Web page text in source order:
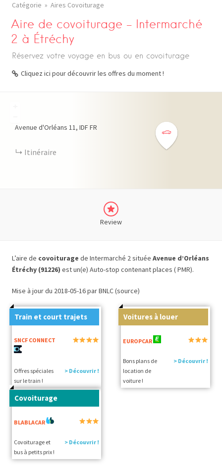
Catégorie Aires Covoiturage
Aire de covoiturage – Intermarché
2 à Étréchy
Réservez votre voyage en bus ou en covoiturage
Cliquez ici pour découvrir les offres du moment !
Avenue d'Orléans 11 IDF FR
Itinéraire
Review
L’aire de covoiturage de Intermarché 2 située Avenue d’Orléans
Étréchy (91226) est un(e) Auto-stop contenant places ( PMR).
Mise à jour du 2018-05-16 par BNLC (source)
Train et court trajets
SNCF CONNECT
Offres spéciales
sur le train !
> Découvrir !
Voitures à louer
EUROPCAR
Bons plans de
location de
voiture !
> Découvrir !
Covoiturage
BLABLACAR
Covoiturage et
bus à petits prix !
> Découvrir !